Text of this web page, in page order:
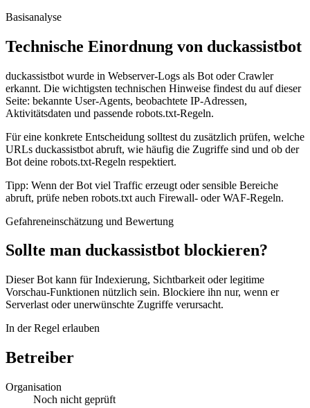
Basisanalyse
Technische Einordnung von duckassistbot
duckassistbot wurde in Webserver-Logs als Bot oder Crawler
erkannt. Die wichtigsten technischen Hinweise findest du auf dieser
Seite: bekannte User-Agents, beobachtete IP-Adressen,
Aktivitätsdaten und passende robots.txt-Regeln.
Für eine konkrete Entscheidung solltest du zusätzlich prüfen, welche
URLs duckassistbot abruft, wie häufig die Zugriffe sind und ob der
Bot deine robots.txt-Regeln respektiert.
Tipp: Wenn der Bot viel Traffic erzeugt oder sensible Bereiche
abruft, prüfe neben robots.txt auch Firewall- oder WAF-Regeln.
Gefahreneinschätzung und Bewertung
Sollte man duckassistbot blockieren?
Dieser Bot kann für Indexierung, Sichtbarkeit oder legitime
Vorschau-Funktionen nützlich sein. Blockiere ihn nur, wenn er
Serverlast oder unerwünschte Zugriffe verursacht.
In der Regel erlauben
Betreiber
Organisation
Noch nicht geprüft